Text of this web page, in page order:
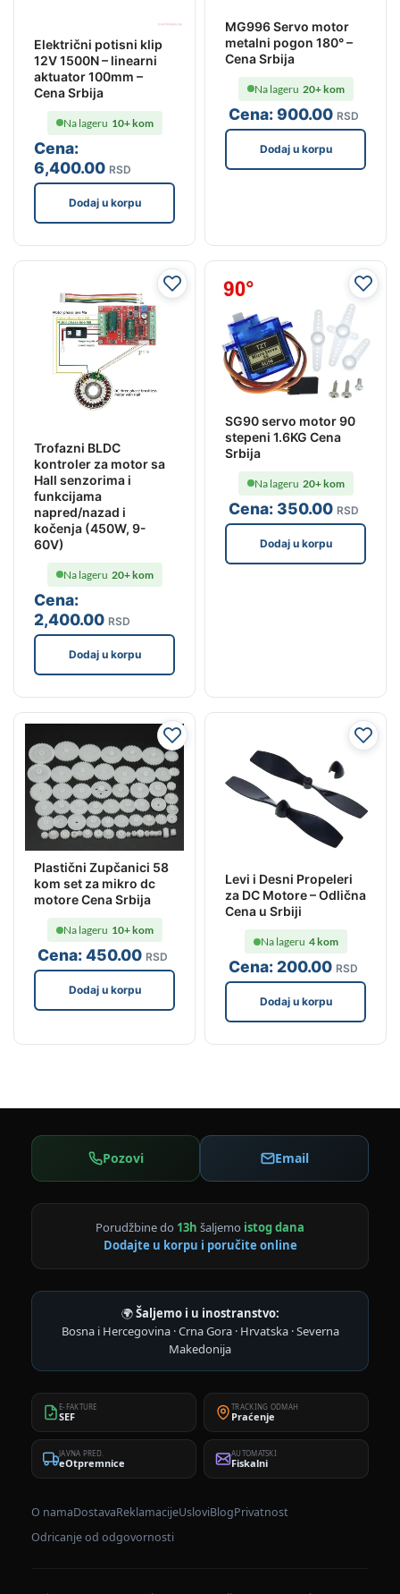
Električni potisni klip
12V 1500N – linearni
aktuator 100mm –
Cena Srbija
Cena:
6,400.00 RSD
Na lageru 10+ kom
Dodaj u korpu
MG996 Servo motor
metalni pogon 180° –
Cena Srbija
Cena:900.00 RSD
Na lageru 20+ kom
Dodaj u korpu
Trofazni BLDC
kontroler za motor sa
Hall senzorima i
funkcijama
napred/nazad i
kočenja (450W, 9-
60V)
Cena:
2,400.00 RSD
Na lageru 20+ kom
Dodaj u korpu
SG90 servo motor 90
stepeni 1.6KG Cena
Srbija
Cena:350.00 RSD
Na lageru 20+ kom
Dodaj u korpu
Plastični Zupčanici 58
kom set za mikro dc
motore Cena Srbija
Cena:450.00 RSD
Na lageru 10+ kom
Dodaj u korpu
Levi i Desni Propeleri
za DC Motore – Odlična
Cena u Srbiji
Cena: 200.00 RSD
Na lageru 4 kom
Dodaj u korpu
Pozovi Email
Porudžbine do 13h šaljemo istog dana
Dodajte u korpu i poručite online
🌍Šaljemo i u inostranstvo:
Bosna i Hercegovina · Crna Gora · Hrvatska · Severna
Makedonija
E-FAKTURE
SEF
TRACKING ODMAH
Praćenje
JAVNA PRED.
eOtpremnice
AUTOMATSKI
Fiskalni
O namaDostavaReklamacijeUsloviBlogPrivatnost
Odricanje od odgovornosti